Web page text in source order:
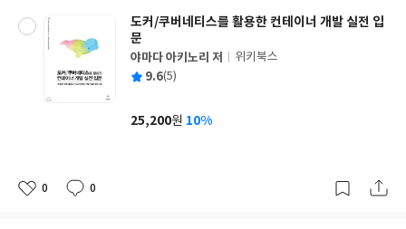
도커/쿠버네티스를 활용한 컨테이너 개발 실전 입
문
글
쓴
야마다 아키노리 저
출
사
위키북스
평 9.6(5)
가
25,200원 10%
좋
0
댓
0
작